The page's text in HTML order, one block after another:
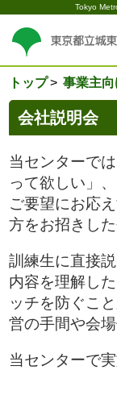
Tokyo
トップ 事業主
会社説明会
当センターで
って欲しい」
ご要望にお応
方をお招きし
訓練生に直接
内容を理解し
ッチを防ぐこ
営の手間や会
当センターで